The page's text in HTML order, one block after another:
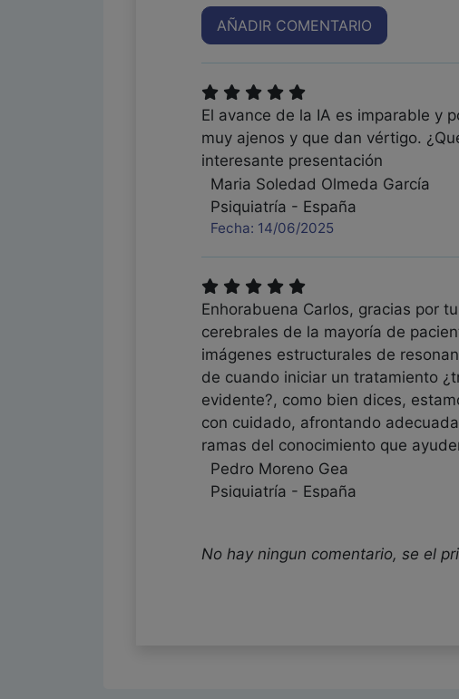
AÑADIR COMENTARIO
El avance de la IA es imparable y
muy ajenos y que dan vértigo.
interesante presentación
Maria Soledad Olmeda García
Psiquiatría - España
Fecha: 14/06/2025
Enhorabuena Carlos, gracias por
cerebrales de la mayoría de
imágenes estructurales de
de cuando iniciar un tratamiento
evidente?, como bien dices,
con cuidado, afrontando
ramas del conocimiento que
Pedro Moreno Gea
Psiquiatría - España
No hay ningun comentario, se el